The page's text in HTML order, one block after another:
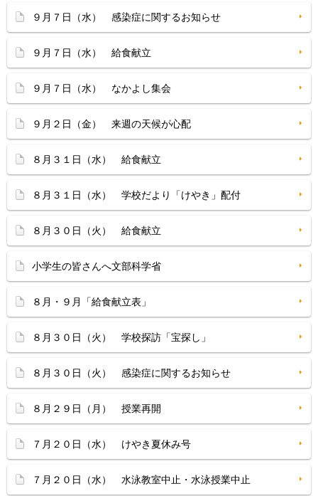
９月７日（水） 感染症に関するお知らせ
９月７日（水） 給食献立
９月７日（水） なかよし集会
９月２日（金） 来週の天候が心配
８月３１日（水） 給食献立
８月３１日（水） 学校だより「けやき」配付
８月３０日（火） 給食献立
小学生の皆さんへ文部科学省
８月・９月「給食献立表」
８月３０日（火） 学校探訪「宝探し」
８月３０日（火） 感染症に関するお知らせ
８月２９日（月） 授業再開
７月２０日（水） けやき夏休み号
７月２０日（水） 水泳教室中止・水泳授業中止